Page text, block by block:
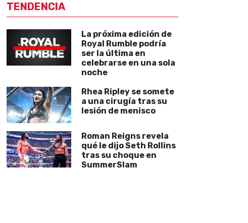
TENDENCIA
La próxima edición de
Royal Rumble podría
ser la última en
celebrarse en una sola
noche
Rhea Ripley se somete
a una cirugía tras su
lesión de menisco
Roman Reigns revela
qué le dijo Seth Rollins
tras su choque en
SummerSlam